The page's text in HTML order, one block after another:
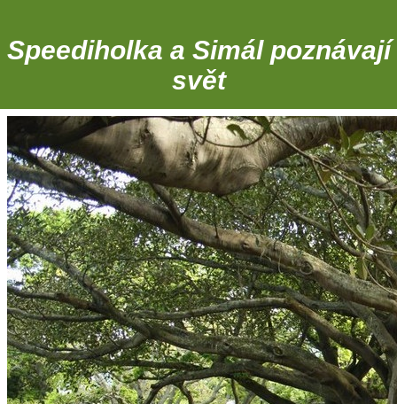
Speediholka a Simál poznávají
svět